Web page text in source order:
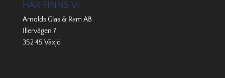
HÄR FINNS VI
Arnolds Glas & Ram AB
Illervägen 7
352 45 Växjö